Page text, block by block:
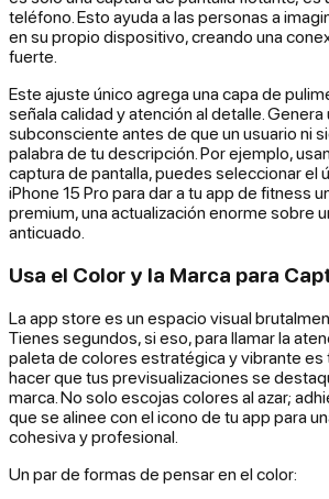
teléfono. Esto ayuda a las personas a
en su propio dispositivo, creando una
fuerte.
Este ajuste único agrega una capa de
señala calidad y atención al detalle.
subconsciente antes de que un usuario ni
palabra de tu descripción. Por ejemplo,
captura de pantalla, puedes seleccionar el
iPhone 15 Pro para dar a tu app de fitness
premium, una actualización enorme sobre
anticuado.
Usa el Color y la Marca para
La app store es un espacio visual
Tienes segundos, si eso, para llamar la
paleta de colores estratégica y vibrante es
hacer que tus previsualizaciones se
marca. No solo escojas colores al azar;
que se alinee con el icono de tu app para
cohesiva y profesional.
Un par de formas de pensar en el color: